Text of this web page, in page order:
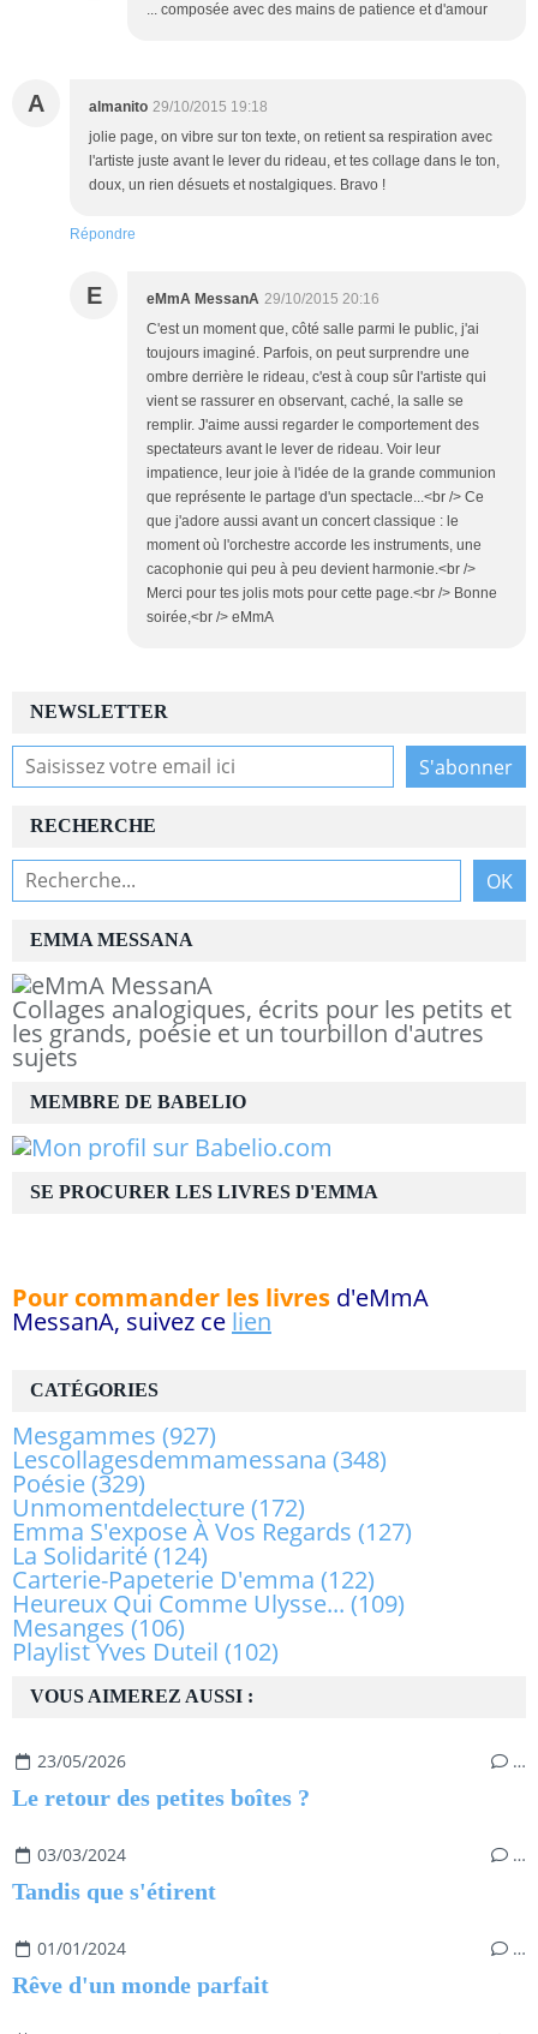
... composée avec des mains de patience et d'amour
A almanito 29/10/2015 19:18
jolie page, on vibre sur ton texte, on retient sa respiration avec
l'artiste juste avant le lever du rideau, et tes collage dans le ton,
doux, un rien désuets et nostalgiques. Bravo !
Répondre
E eMmA MessanA 29/10/2015 20:16
C'est un moment que, côté salle parmi le public, j'ai
toujours imaginé. Parfois, on peut surprendre une
ombre derrière le rideau, c'est à coup sûr l'artiste qui
vient se rassurer en observant, caché, la salle se
remplir. J'aime aussi regarder le comportement des
spectateurs avant le lever de rideau. Voir leur
impatience, leur joie à l'idée de la grande communion
que représente le partage d'un spectacle...<br /> Ce
que j'adore aussi avant un concert classique : le
moment où l'orchestre accorde les instruments, une
cacophonie qui peu à peu devient harmonie.<br />
Merci pour tes jolis mots pour cette page.<br /> Bonne
soirée,<br /> eMmA
NEWSLETTER
RECHERCHE
EMMA MESSANA
Collages analogiques, écrits pour les petits et
les grands, poésie et un tourbillon d'autres
sujets
VOUS AIMEREZ AUSSI :
23/05/2026 …
Le retour des petites boîtes ?
03/03/2024 …
Tandis que s'étirent
01/01/2024 …
Rêve d'un monde parfait
CATÉGORIES
Mesgammes (927)
Lescollagesdemmamessana (348)
Poésie(329)
Unmomentdelecture(172)
Emma S'expose À Vos Regards (127)
La Solidarité(124)
Carterie-Papeterie D'emma (122)
Heureux Qui Comme Ulysse... (109)
Mesanges (106)
Playlist Yves Duteil (102)
MEMBRE DE BABELIO
SE PROCURER LES LIVRES D'EMMA
Pour commander les livres d'eMmA
MessanA, suivez ce lien